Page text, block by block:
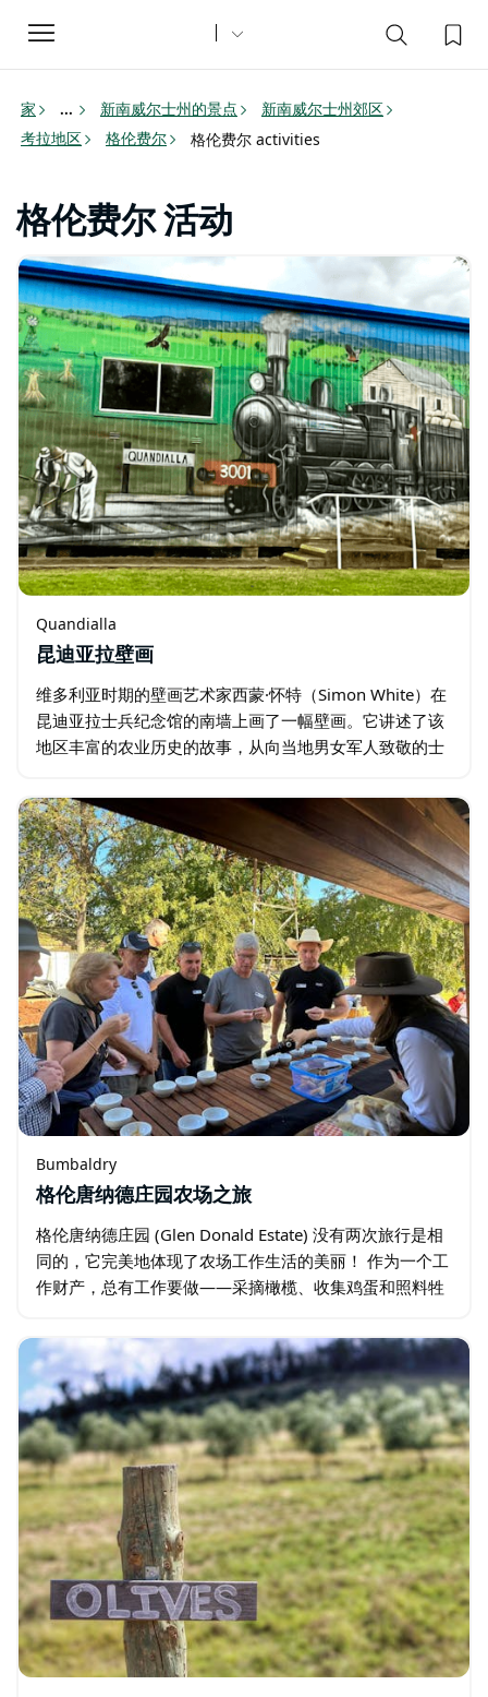
Toggle
navigation
家 ... 新南威尔士州的景点
新南威尔士州郊区
考拉地区
格伦费尔 格伦费尔 activities
格伦费尔 活动
Quandialla
昆迪亚拉壁画
维多利亚时期的壁画艺术家西蒙·怀特（Simon White）在
昆迪亚拉士兵纪念馆的南墙上画了一幅壁画。它讲述了该
地区丰富的农业历史的故事，从向当地男女军人致敬的士
物…
Bumbaldry
格伦唐纳德庄园农场之旅
格伦唐纳德庄园 (Glen Donald Estate) 没有两次旅行是相
同的，它完美地体现了农场工作生活的美丽！ 作为一个工
作财产，总有工作要做——采摘橄榄、收集鸡蛋和照料牲
员…